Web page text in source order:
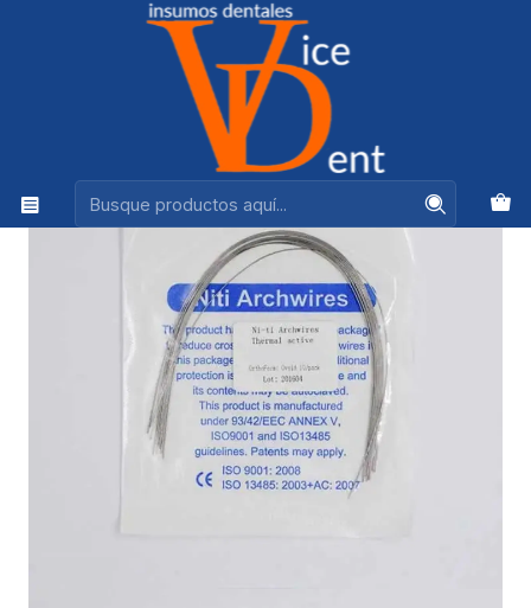
Ventas +56944575313
ORTODONCIA ARCO ORTODONCIA NITI THERMO